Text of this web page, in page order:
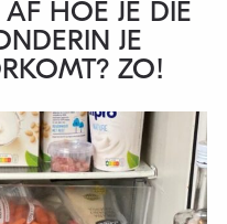
HOE JE DIE
JE
ZO!